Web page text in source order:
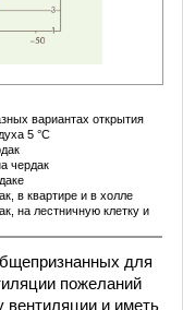
вариантах открытия
5 °С
чердак
в квартире и в холле
на лестничную клетку и
для
пожеланий
вентиляции и иметь